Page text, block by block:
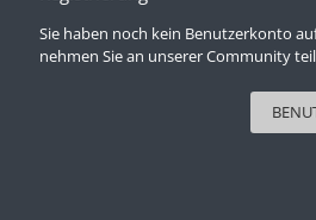
Sie haben noch kein Benutzerkonto
nehmen Sie an unserer Community